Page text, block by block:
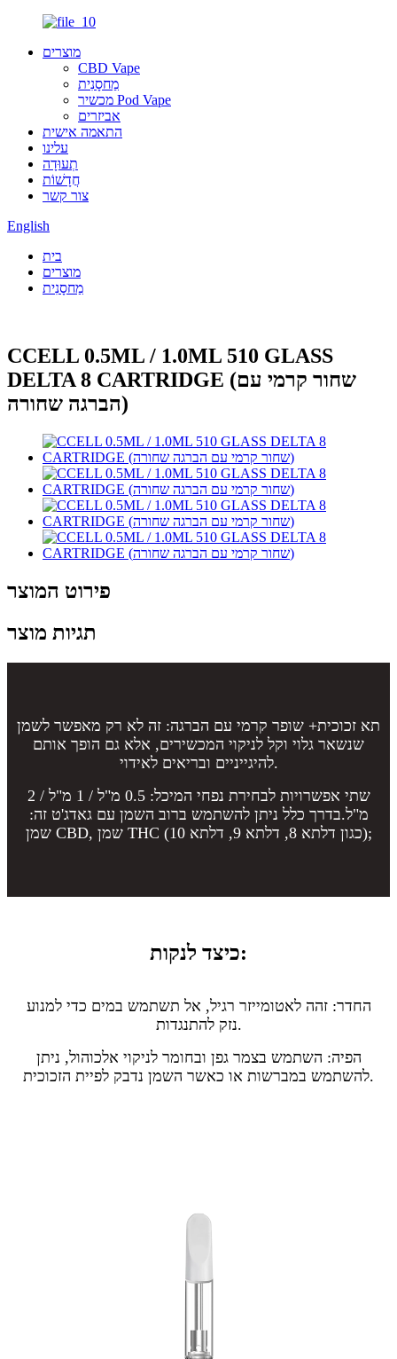
מוצרים
CBD Vape
מַחסָנִית
מכשיר Pod Vape
אביזרים
התאמה אישית
עלינו
תְעוּדָה
חֲדָשׁוֹת
צור קשר
English
בית
מוצרים
מַחסָנִית
CCELL 0.5ML / 1.0ML 510 GLASS
DELTA 8 CARTRIDGE (שחור קרמי עם
הברגה שחורה)
פירוט המוצר
תגיות מוצר
תא זכוכית+ שופר קרמי עם הברגה: זה לא רק מאפשר לשמן
שנשאר גלוי וקל לניקוי המכשירים, אלא גם הופך אותם
להיגייניים ובריאים לאידוי.
שתי אפשרויות לבחירת נפחי המיכל: 0.5 מ"ל / 1 מ"ל / 2
מ"ל.בדרך כלל ניתן להשתמש ברוב השמן עם גאדג'ט זה:
שמן CBD, שמן THC (כגון דלתא 8, דלתא 9, דלתא 10);
כיצד לנקות:
החדר: זהה לאטומייזר רגיל, אל תשתמש במים כדי למנוע
נזק להתנגדות.
הפיה: השתמש בצמר גפן ובחומר לניקוי אלכוהול, ניתן
להשתמש במברשות או כאשר השמן נדבק לפיית הזכוכית.